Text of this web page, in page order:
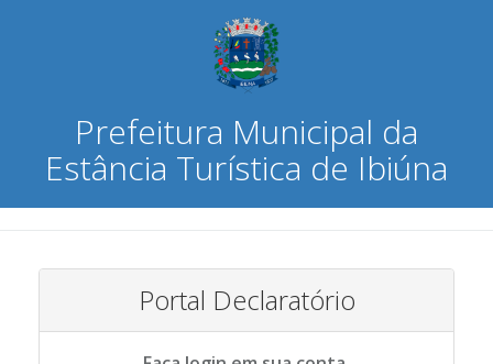
Prefeitura Municipal da
Estância Turística de Ibiúna
Portal Declaratório